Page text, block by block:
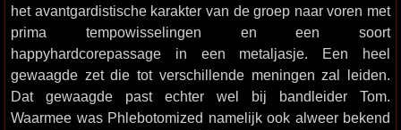
het avantgardistische karakter van de groep naar voren met
prima tempowisselingen en een soort
happyhardcorepassage in een metaljasje. Een heel
gewaagde zet die tot verschillende meningen zal leiden.
Dat gewaagde past echter wel bij bandleider Tom.
Waarmee was Phlebotomized namelijk ook alweer bekend